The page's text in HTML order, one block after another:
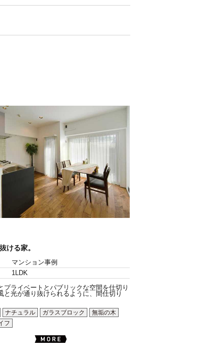
ける家。
マンション事例
1LDK
プライベートとパブリックな空間を仕切り
と光が通り抜けられるように、間仕切り
ナチュラル ガラスブロック
無垢の木
フ